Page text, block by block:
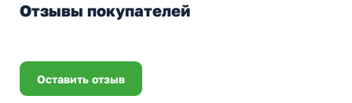
Отзывы покупателей
Оставить отзыв